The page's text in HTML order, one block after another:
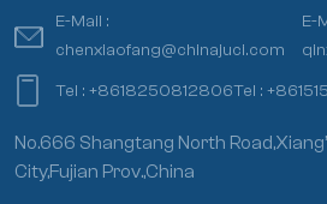
E-Mail :
chenxiaofang@chinajuci.com
E-
Tel :+8618250812806Tel :
No.666 Shangtang North
City,Fujian Prov.,China